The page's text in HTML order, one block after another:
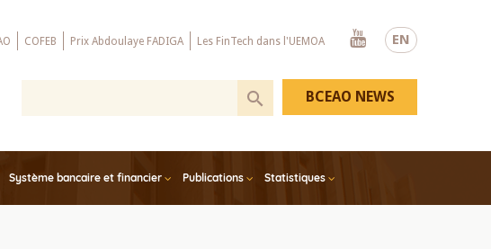
EN
COFEB Prix Abdoulaye FADIGA Les FinTech dans l'UEMOA
Youtube
Système bancaire et financier Publications Statistiques
BCEAO NEWS